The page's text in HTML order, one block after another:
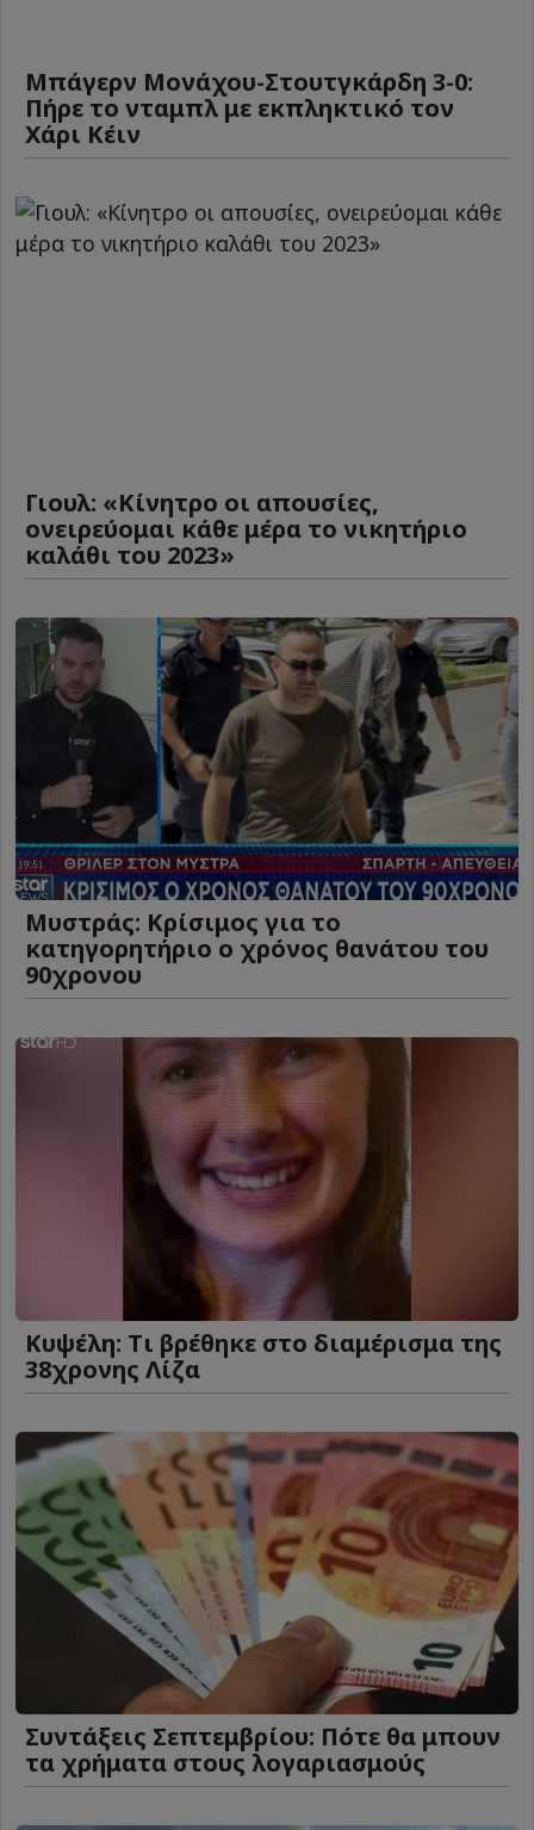
Μπάγερν Μονάχου-Στουτγκάρδη 3-0:
Πήρε το νταμπλ με εκπληκτικό τον
Χάρι Κέιν
Γιουλ: «Κίνητρο οι απουσίες,
ονειρεύομαι κάθε μέρα το νικητήριο
καλάθι του 2023»
Μυστράς: Κρίσιμος για το
κατηγορητήριο ο χρόνος θανάτου του
90χρονου
Κυψέλη: Tι βρέθηκε στο διαμέρισμα της
38χρονης Λίζα
Συντάξεις Σεπτεμβρίου: Πότε θα μπουν
τα χρήματα στους λογαριασμούς